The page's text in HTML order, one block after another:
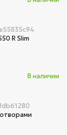
R Slim
В наличии
отворами